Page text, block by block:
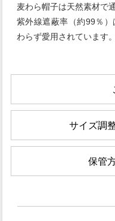
麦わら帽子は天然素材で
紫外線遮蔽率（約99％
わらず愛用されています。
サイズ調
保管